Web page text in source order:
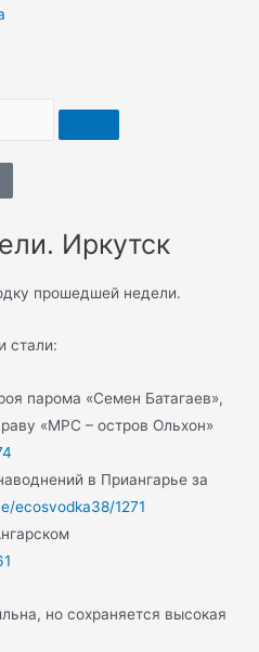
Иркутск
прошедшей недели.
стали:
парома «Семен Батагаев»,
«МРС – остров Ольхон»
в Приангарье за
ecosvodka38/1271
но сохраняется высокая